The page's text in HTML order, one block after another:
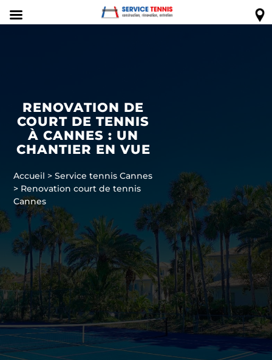
RENOVATION DE
COURT DE TENNIS
À CANNES : UN
CHANTIER EN VUE
Accueil > Service tennis Cannes
> Renovation court de tennis
Cannes